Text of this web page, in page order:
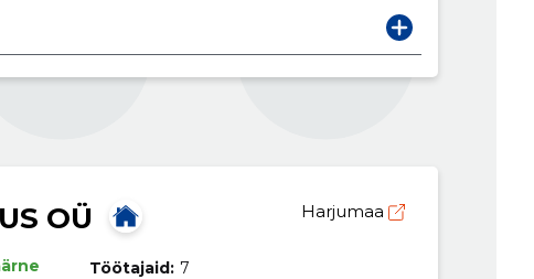
OÜ Harjumaa
Töötajaid: 7